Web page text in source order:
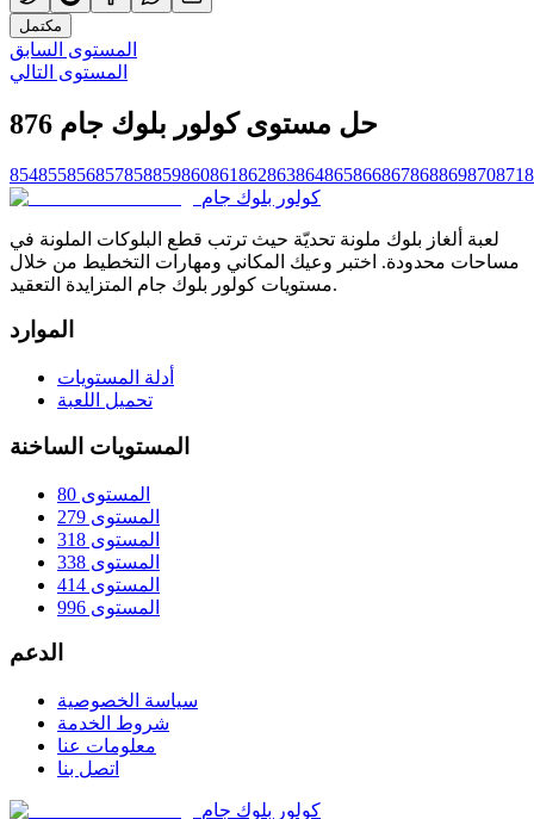
مكتمل
المستوى السابق
المستوى التالي
حل مستوى كولور بلوك جام 876
854855856857858859860861862863864865866867868869870871
كولور بلوك جام
لعبة ألغاز بلوك ملونة تحديّة حيث ترتب قطع البلوكات الملونة في
مساحات محدودة. اختبر وعيك المكاني ومهارات التخطيط من خلال
مستويات كولور بلوك جام المتزايدة التعقيد.
الموارد
أدلة المستويات
تحميل اللعبة
المستويات الساخنة
المستوى 80
المستوى 279
المستوى 318
المستوى 338
المستوى 414
المستوى 996
الدعم
سياسة الخصوصية
شروط الخدمة
معلومات عنا
اتصل بنا
كولور بلوك جام